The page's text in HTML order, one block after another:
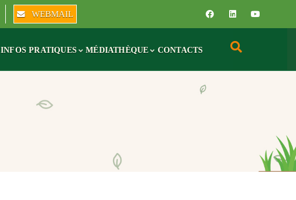
WEBMAIL
INFOS PRATIQUES MÉDIATHÈQUE CONTACTS